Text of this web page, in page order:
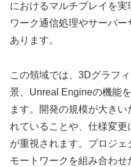
におけるマルチプレイを実
ワーク通信処理やサーバ
あります。
この領域では、3Dグラフ
景、Unreal Engineの機能
ます。開発の規模が大き
れていることや、仕様変
が重視されます。プロジェ
モートワークを組み合わ